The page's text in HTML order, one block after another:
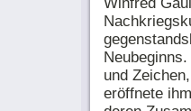
und
eröffnete